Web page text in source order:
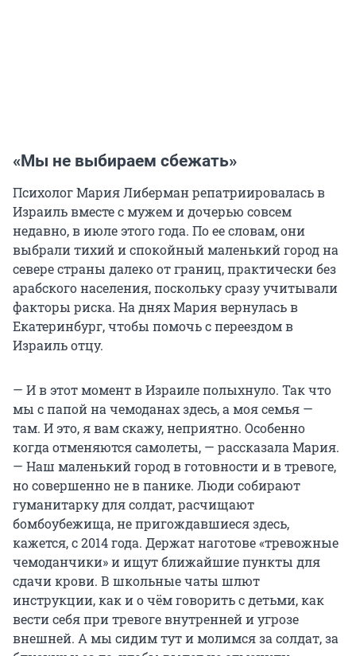
«Мы не выбираем сбежать»
Психолог Мария Либерман репатриировалась в
Израиль вместе с мужем и дочерью совсем
недавно, в июле этого года. По ее словам, они
выбрали тихий и спокойный маленький город на
севере страны далеко от границ, практически без
арабского населения, поскольку сразу учитывали
факторы риска. На днях Мария вернулась в
Екатеринбург, чтобы помочь с переездом в
Израиль отцу.
— И в этот момент в Израиле полыхнуло. Так что
мы с папой на чемоданах здесь, а моя семья —
там. И это, я вам скажу, неприятно. Особенно
когда отменяются самолеты, — рассказала Мария.
— Наш маленький город в готовности и в тревоге,
но совершенно не в панике. Люди собирают
гуманитарку для солдат, расчищают
бомбоубежища, не пригождавшиеся здесь,
кажется, с 2014 года. Держат наготове «тревожные
чемоданчики» и ищут ближайшие пункты для
сдачи крови. В школьные чаты шлют
инструкции, как и о чём говорить с детьми, как
вести себя при тревоге внутренней и угрозе
внешней. А мы сидим тут и молимся за солдат, за